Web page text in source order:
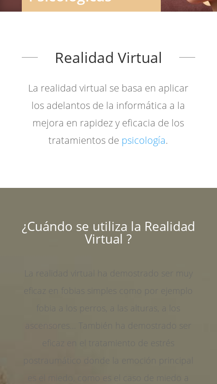
Realidad Virtual
La realidad virtual se basa en aplicar
los adelantos de la informática a la
mejora en rapidez y eficacia de los
tratamientos de psicología.
¿Cuándo se utiliza la Realidad
Virtual ?
La realidad virtual ha demostrado ser muy
eficaz en fobias simples como por ejemplo
fobia a los perros, a las alturas, a los
ascensores… También ha demostrado ser
eficaz en el tratamiento de estrés
postraumático donde la emoción principal
es el miedo, como es el caso de miedo a